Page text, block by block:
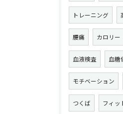
トレーニング
腰痛 カロリー
血液検査 血糖
モチベーション
つくば フィッ